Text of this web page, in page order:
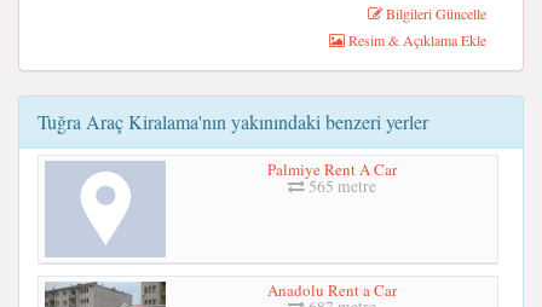
Bilgileri Güncelle
Resim & Açıklama Ekle
Tuğra Araç Kiralama'nın yakınındaki benzeri yerler
Palmiye Rent A Car
565 metre
Anadolu Rent a Car